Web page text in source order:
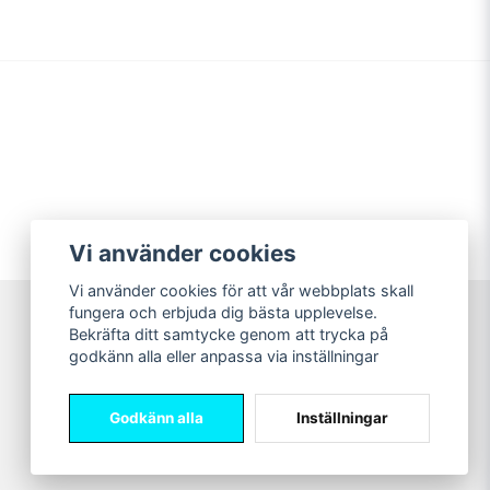
Sweet Nerds
Vi använder cookies
Vi använder cookies för att vår webbplats skall
fungera och erbjuda dig bästa upplevelse.
Bekräfta ditt samtycke genom att trycka på
godkänn alla eller anpassa via inställningar
Godkänn alla Inställningar